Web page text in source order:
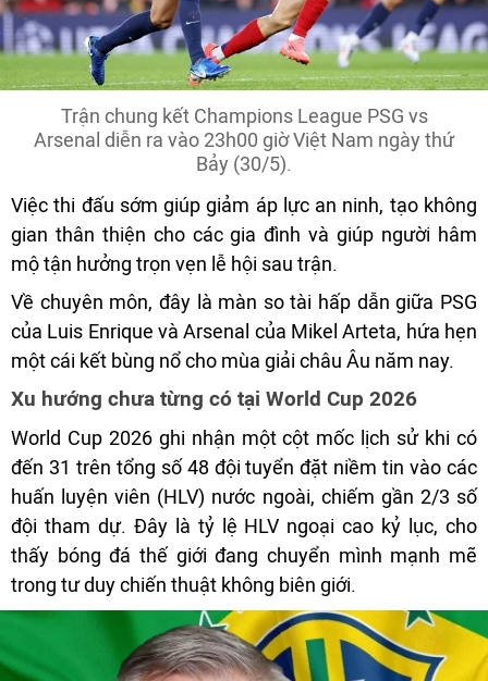
Trận chung kết Champions League PSG vs
Arsenal diễn ra vào 23h00 giờ Việt Nam ngày thứ
Bảy (30/5).
Việc thi đấu sớm giúp giảm áp lực an ninh, tạo không
gian thân thiện cho các gia đình và giúp người hâm
mộ tận hưởng trọn vẹn lễ hội sau trận.
Về chuyên môn, đây là màn so tài hấp dẫn giữa PSG
của Luis Enrique và Arsenal của Mikel Arteta, hứa hẹn
một cái kết bùng nổ cho mùa giải châu Âu năm nay.
Xu hướng chưa từng có tại World Cup 2026
World Cup 2026 ghi nhận một cột mốc lịch sử khi có
đến 31 trên tổng số 48 đội tuyển đặt niềm tin vào các
huấn luyện viên (HLV) nước ngoài, chiếm gần 2/3 số
đội tham dự. Đây là tỷ lệ HLV ngoại cao kỷ lục, cho
thấy bóng đá thế giới đang chuyển mình mạnh mẽ
trong tư duy chiến thuật không biên giới.